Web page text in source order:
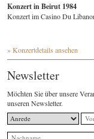
Konzert in Beirut 1984
Konzert im Casino Du
» Konzertdetails ansehen
Newsletter
Möchten Sie über unsere
unseren Newsletter.